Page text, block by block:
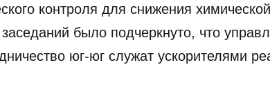
контроля для снижения
было подчеркнуто, что
юг-юг служат ускорителями